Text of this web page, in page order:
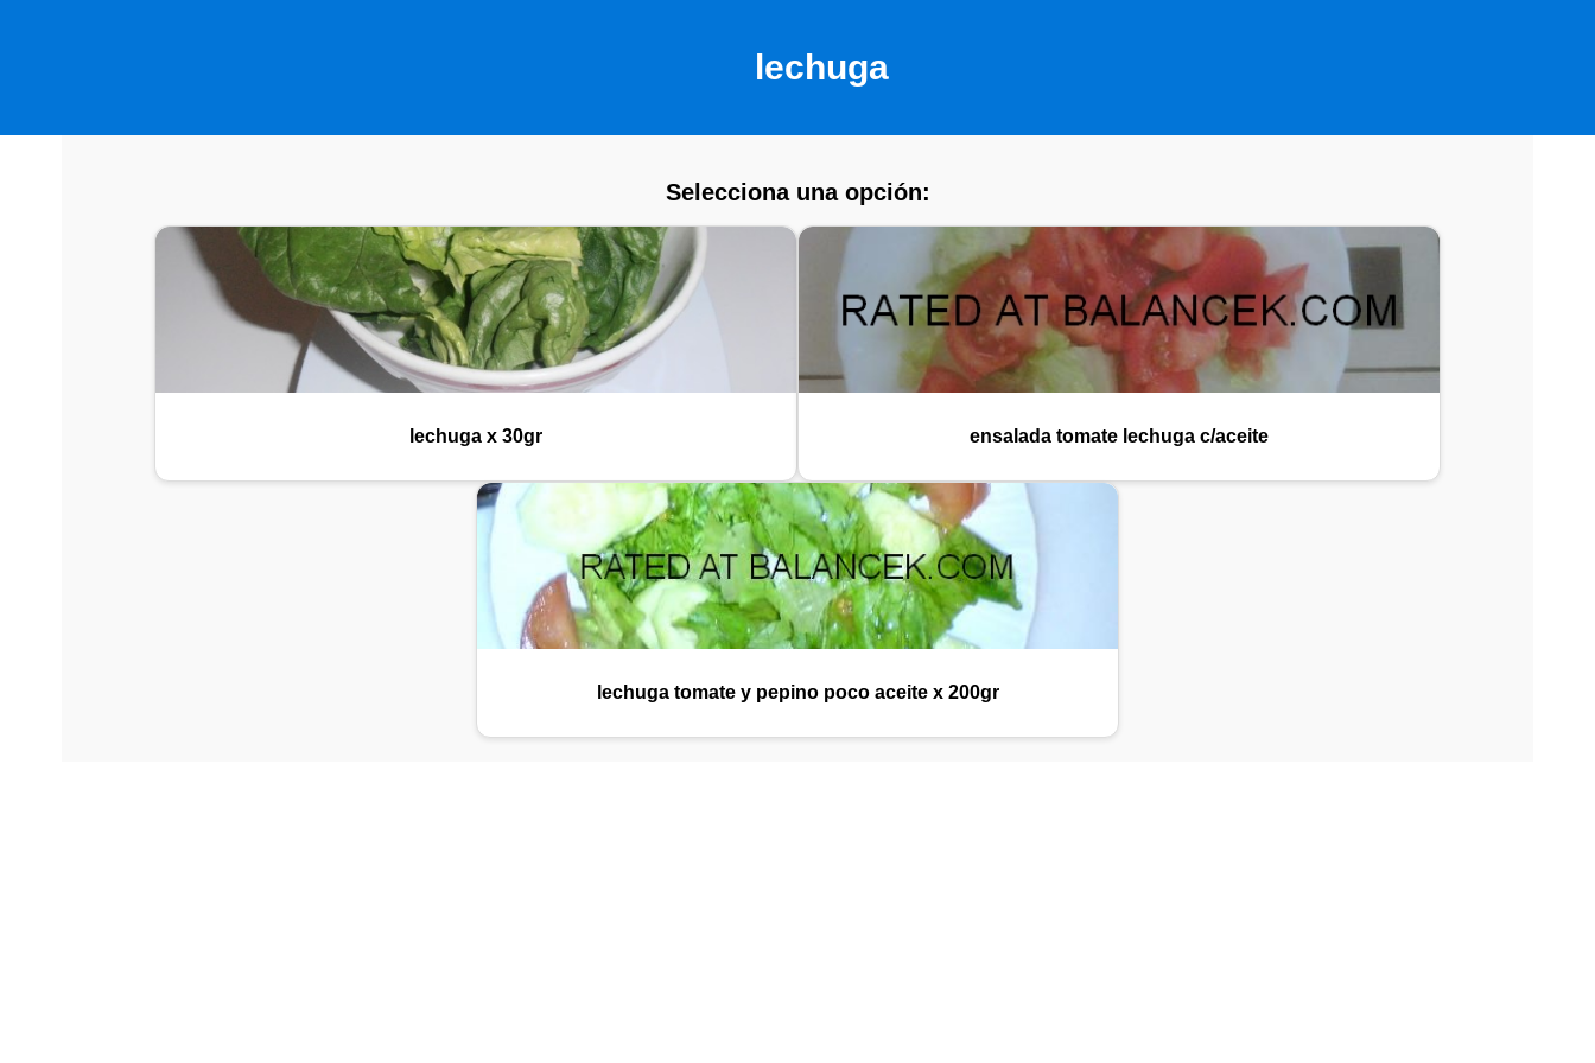
lechuga
Selecciona una opción:
lechuga x 30gr ensalada tomate lechuga c/aceite
lechuga tomate y pepino poco aceite x 200gr